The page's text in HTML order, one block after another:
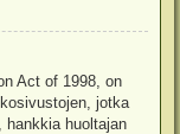
Act of 1998, on
jotka
hankkia huoltajan